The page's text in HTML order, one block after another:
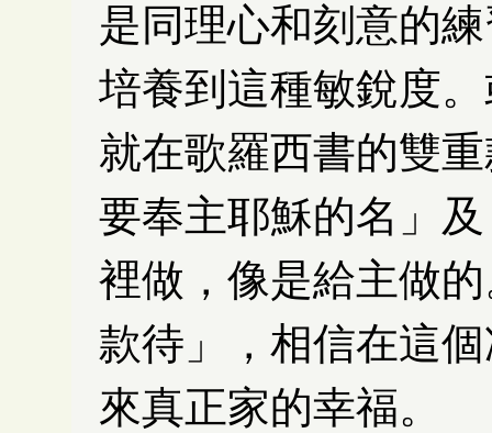
是同理心和刻意的
培養到這種敏銳度
就在歌羅西書的雙
要奉主耶穌的名」
裡做，像是給主做
款待」，相信在這
來真正家的幸福。